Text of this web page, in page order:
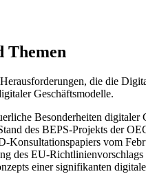
Themen
die die
Geschäftsmodelle.
Besonderheiten digitaler
des BEPS-Projekts der
Konsultationspapiers vom
des EU-Richtlinienvorschlags
einer signifikanten